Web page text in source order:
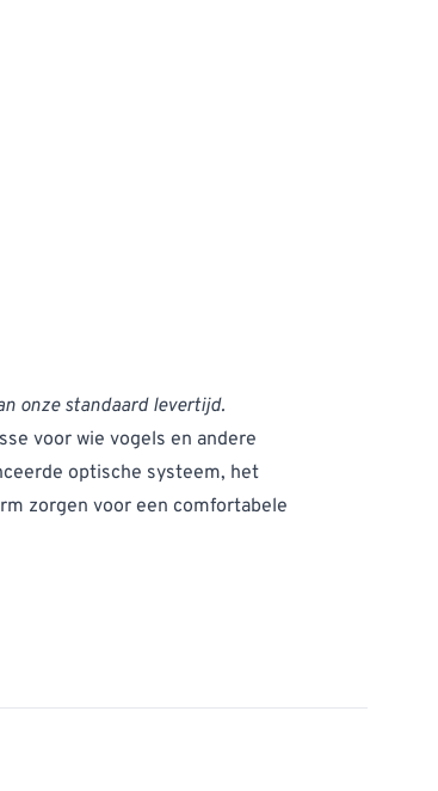
onze standaard levertijd.
voor wie vogels en andere
optische systeem, het
zorgen voor een comfortabele
optisch systeem met compacte,